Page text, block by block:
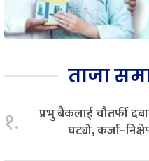
ताजा
१.
प्रभु बैंकलाई चौतर्फी
घट्यो,